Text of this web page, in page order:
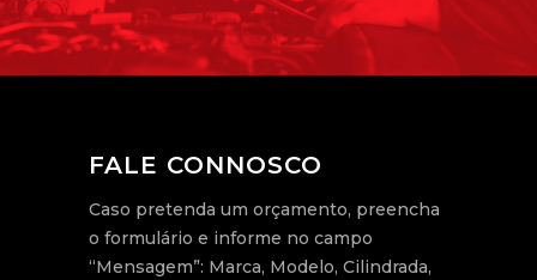
FALE CONNOSCO
Caso pretenda um orçamento, preencha
o formulário e informe no campo
“Mensagem”: Marca, Modelo, Cilindrada,